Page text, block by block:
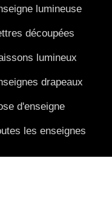
lumineuse
découpées
lumineux
drapeaux
d'enseigne
les enseignes